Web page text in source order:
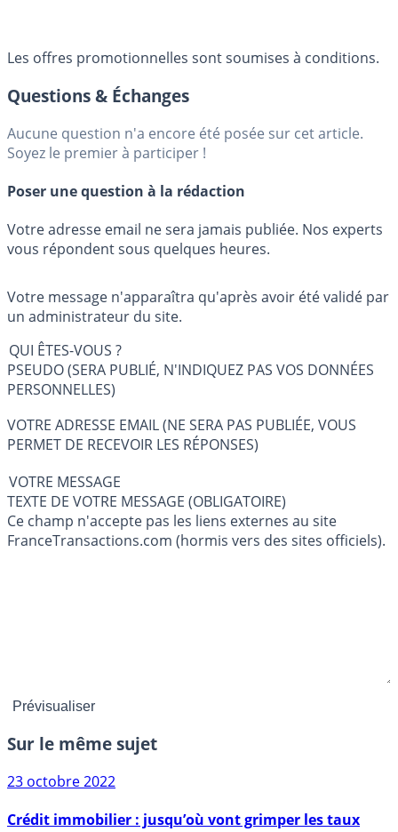
Les offres promotionnelles sont soumises à conditions.
Questions & Échanges
Aucune question n'a encore été posée sur cet article.
Soyez le premier à participer !
Poser une question à la rédaction
Votre adresse email ne sera jamais publiée. Nos experts
vous répondent sous quelques heures.
Votre message n'apparaîtra qu'après avoir été validé par
un administrateur du site.
QUI ÊTES-VOUS ?
PSEUDO (SERA PUBLIÉ, N'INDIQUEZ PAS VOS DONNÉES
PERSONNELLES)
VOTRE ADRESSE EMAIL (NE SERA PAS PUBLIÉE, VOUS
PERMET DE RECEVOIR LES RÉPONSES)
VOTRE MESSAGE
TEXTE DE VOTRE MESSAGE (OBLIGATOIRE)
Ce champ n'accepte pas les liens externes au site
FranceTransactions.com (hormis vers des sites officiels).
Sur le même sujet
23 octobre 2022